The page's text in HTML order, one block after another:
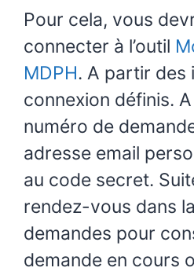
Pour cela, vous
connecter à l’outil
MDPH. A partir des
connexion définis.
numéro de
adresse email
au code secret.
rendez-vous dans
demandes pour
demande en cours